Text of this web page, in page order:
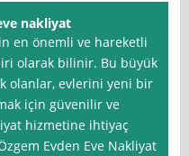
nakliyat
en önemli ve hareketli
olarak bilinir. Bu büyük
olanlar, evlerini yeni bir
için güvenilir ve
hizmetine ihtiyaç
Evden Eve Nakliyat